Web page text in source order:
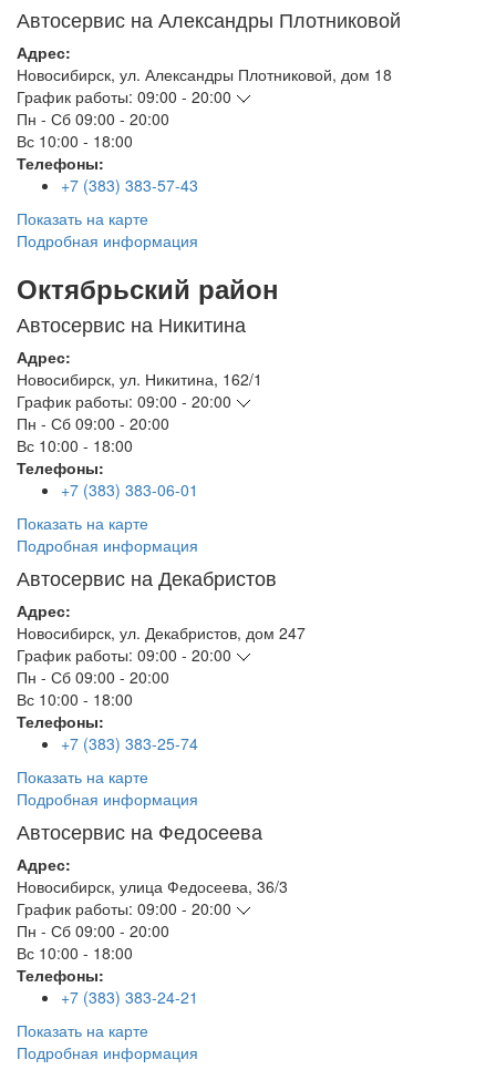
Автосервис на Александры Плотниковой
Адрес:
Новосибирск, ул. Александры Плотниковой, дом 18
График работы: 09:00 - 20:00
Пн - Сб 09:00 - 20:00
Вс 10:00 - 18:00
Телефоны:
+7 (383) 383-57-43
Показать на карте
Подробная информация
Октябрьский район
Автосервис на Никитина
Адрес:
Новосибирск, ул. Никитина, 162/1
График работы: 09:00 - 20:00
Пн - Сб 09:00 - 20:00
Вс 10:00 - 18:00
Телефоны:
+7 (383) 383-06-01
Показать на карте
Подробная информация
Автосервис на Декабристов
Адрес:
Новосибирск, ул. Декабристов, дом 247
График работы: 09:00 - 20:00
Пн - Сб 09:00 - 20:00
Вс 10:00 - 18:00
Телефоны:
+7 (383) 383-25-74
Показать на карте
Подробная информация
Автосервис на Федосеева
Адрес:
Новосибирск, улица Федосеева, 36/3
График работы: 09:00 - 20:00
Пн - Сб 09:00 - 20:00
Вс 10:00 - 18:00
Телефоны:
+7 (383) 383-24-21
Показать на карте
Подробная информация